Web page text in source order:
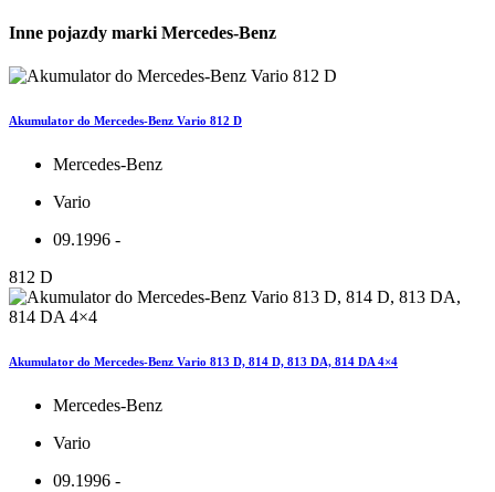
Inne pojazdy marki Mercedes-Benz
Akumulator do Mercedes-Benz Vario 812 D
Mercedes-Benz
Vario
09.1996 -
812 D
Akumulator do Mercedes-Benz Vario 813 D, 814 D, 813 DA, 814 DA 4×4
Mercedes-Benz
Vario
09.1996 -